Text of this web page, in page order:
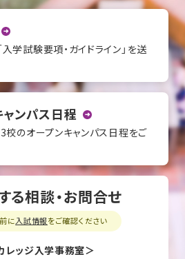
入学試験要項・ガイドライン」を送
ャンパス日程
校のオープンキャンパス日程をご
る相談・お問合せ
に入試情報をご確認ください
レッジ入学事務室＞